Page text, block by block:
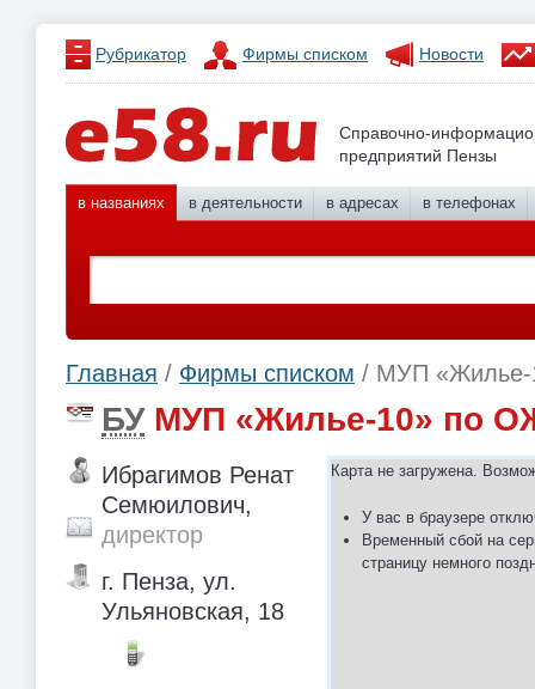
Рубрикатор Фирмы списком Новости
Справочно-
предприятий Пензы
в названиях в деятельности в адресах в телефонах
Главная / Фирмы списком / МУП
БУМУП «Жилье-10» по
Карта не загружена.
У вас в браузере
Временный сбой на
страницу немного
Ибрагимов Ренат
Семюилович,
директор
г. Пенза, ул.
Ульяновская, 18